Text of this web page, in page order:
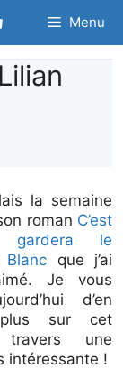
Menu
la semaine
roman C’est
gardera le
que j’ai
Je vous
d’en
plus sur cet
une
intéressante !